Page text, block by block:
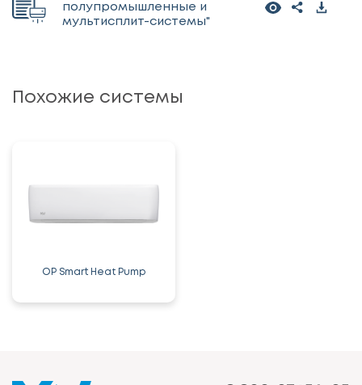
полупромышленные и
мультисплит-системы"
Похожие системы
OP Smart Heat Pump